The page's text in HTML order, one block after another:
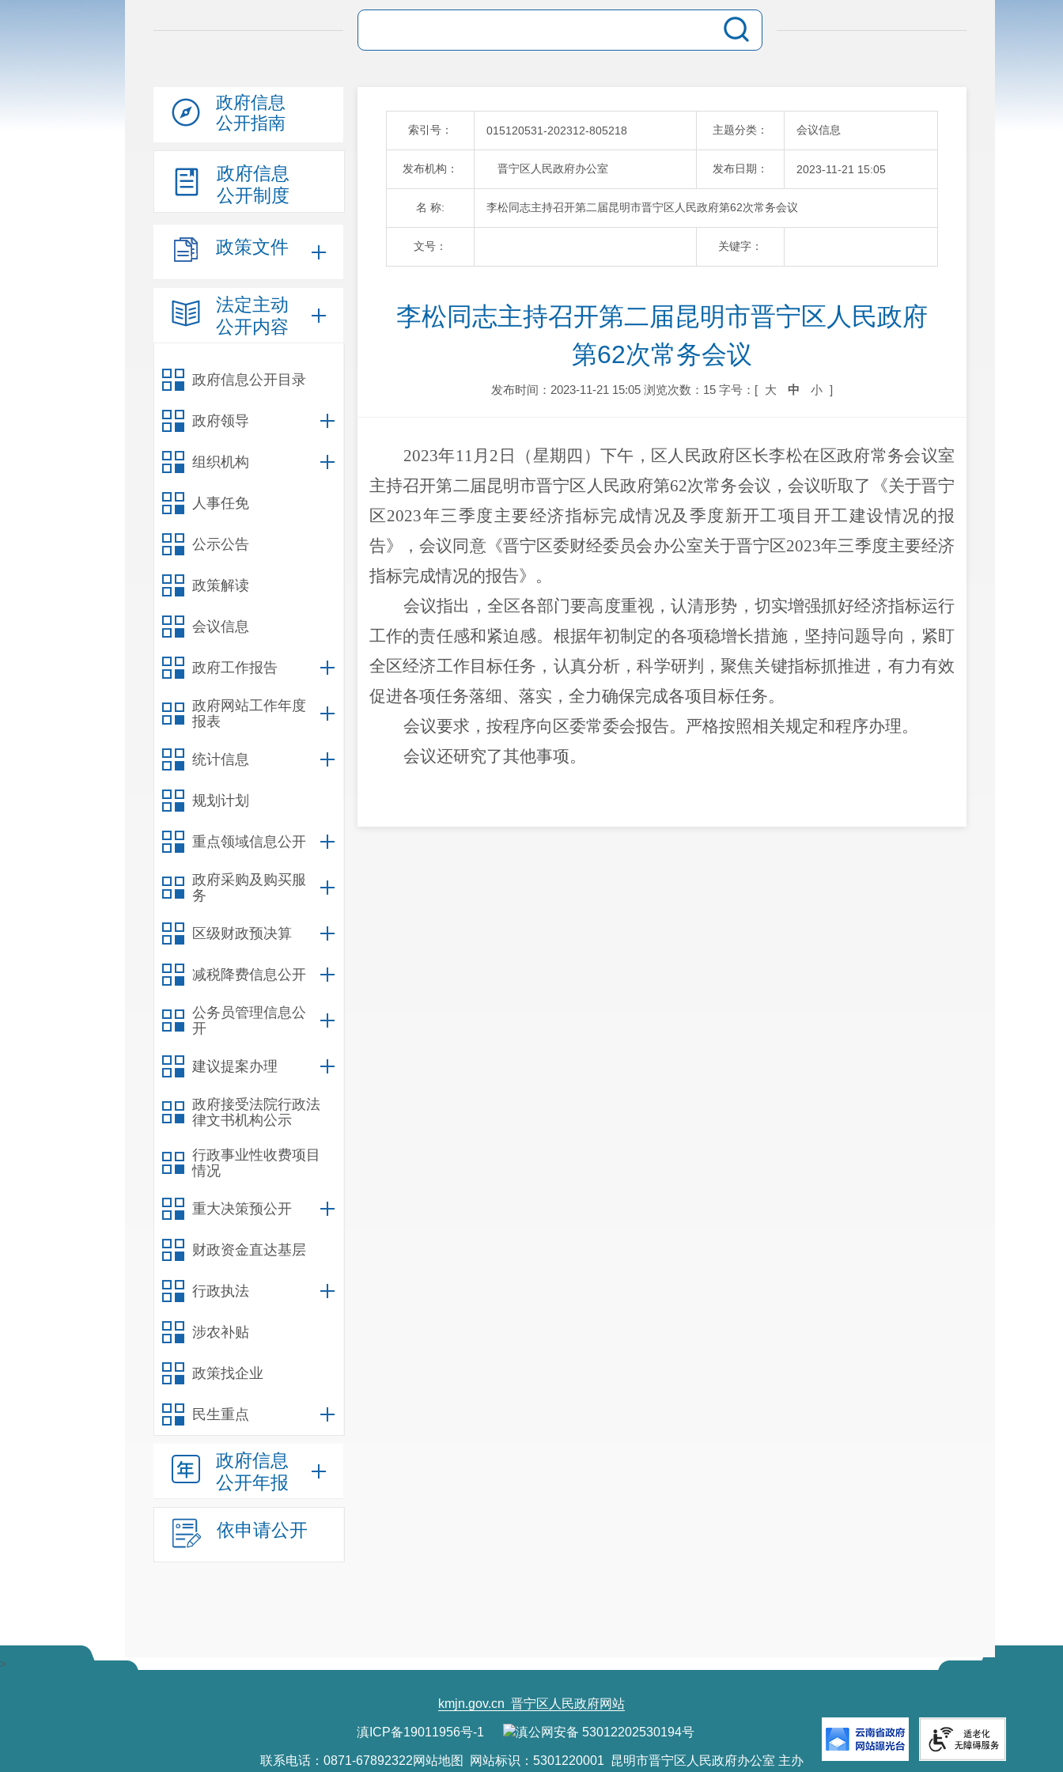
政府信息
公开指南
政府信息
公开制度
政策文件
法定主动
公开内容
政府信息公开目录
政府领导
组织机构
人事任免
公示公告
政策解读
会议信息
政府工作报告
政府网站工作年度
报表
统计信息
规划计划
重点领域信息公开
政府采购及购买服
务
区级财政预决算
减税降费信息公开
公务员管理信息公
开
建议提案办理
政府接受法院行政法
律文书机构公示
行政事业性收费项目
情况
重大决策预公开
财政资金直达基层
行政执法
涉农补贴
政策找企业
民生重点
政府信息
公开年报
依申请公开
索引号： 015120531-202312-805218 主题分类： 会议信息
发布机构： 晋宁区人民政府办公室 发布日期： 2023-11-21 15:05
名 称: 李松同志主持召开第二届昆明市晋宁区人民政府第62次常务会议
文号： 关键字：
李松同志主持召开第二届昆明市晋宁区人民政府
第62次常务会议
发布时间：2023-11-21 15:05 浏览次数：15 字号：[ 大 中 小 ]
2023年11 月 2 日（星期 四 ）下午，区人民政府区长李松在区政府常务会议室
主持召开第二届昆明市晋宁区人民政府第62次常务会议，会议听取了
《关于晋宁
区2023年三季度主要经济指标完成情况及季度新开工项目开工建设情况的报
告》 ，会议同意《晋宁区委财经委员会办公室关于晋宁区2023年三季度主要经济
指标完成情况的报告》。
会议指出， 全区各部门要高度重视，认清形势，切实增强抓好经济指标运行
工作的责任感和紧迫感。根据年初制定的各项稳增长措施，坚持问题导向， 紧盯
全区经济工作目标任务，认真分析，科学研判，聚焦关键指标抓推进，有力有效
促进各项任务落细、落实 ，全力确保完成各项目标任务。
会议要求， 按程序向区委常委会报告。 严格按照相关规定和程序办理。
会议还研究了其他事项。
>
kmjn.gov.cn 晋宁区人民政府网站
滇ICP备19011956号-1 滇公网安备 53012202530194号
联系电话：0871-67892322网站地图 网站标识：5301220001 昆明市晋宁区人民政府办公室 主办